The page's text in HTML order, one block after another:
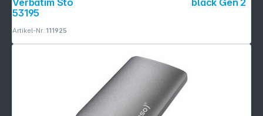
Verbatim Store n Go 2,5" 2TB USB 3.0 black Gen 2
53195
Artikel-Nr.:111925